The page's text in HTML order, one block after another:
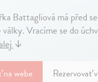
Battagliová má před
války. Vracíme se do
↓
na webe Rezervovať